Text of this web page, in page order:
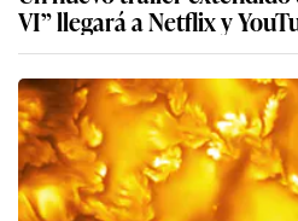
VI” llegará a Netflix y